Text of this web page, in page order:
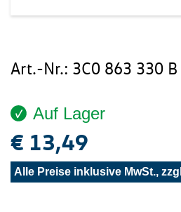
Art.-Nr.: 3C0 863 330
Auf Lager
€ 13,49
Alle Preise inklusive MwSt.,